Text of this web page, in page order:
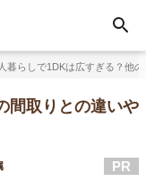
暮らしで1DKは広すぎる？他
間取りとの違いや
PR